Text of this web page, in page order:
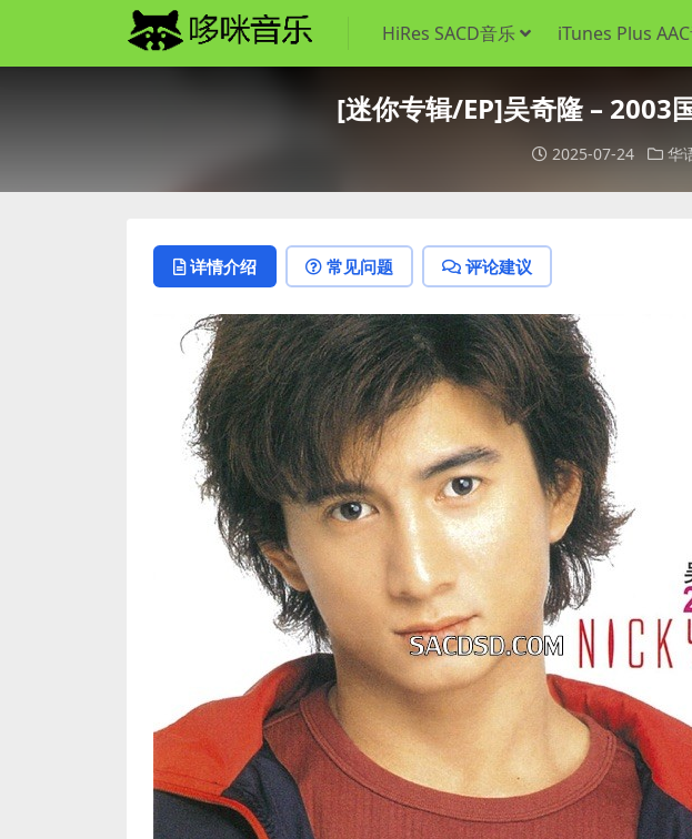
HiRes SACD音乐 iTunes Plus
[迷你专辑/EP]吴奇隆 – 2003
2025-07-24 华
详情介绍 常见问题 评论建议